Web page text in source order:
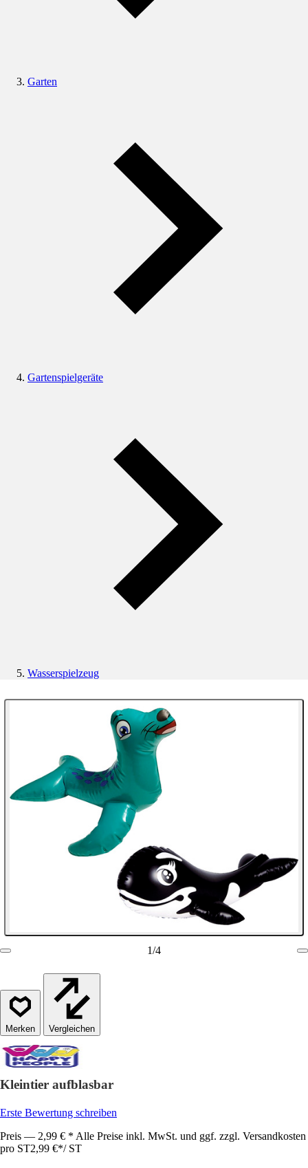
Garten
Gartenspielgeräte
Wasserspielzeug
1/4
Vergleichen
Kleintier aufblasbar
Erste Bewertung schreiben
Preis — 2,99 € * Alle Preise inkl. MwSt. und ggf. zzgl. Versandkosten
pro ST2,99 €*/ ST